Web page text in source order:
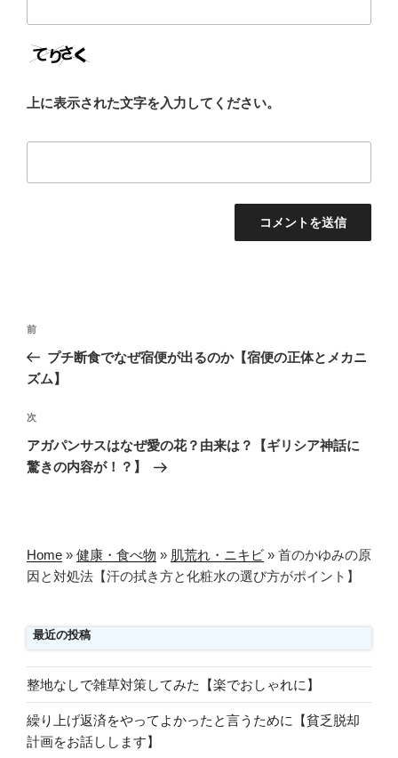
上に表示された文字を入力してください。
投
ナ
ゲ
ー
シ
前
の
投
前
プチ断食でなぜ宿便が出るのか【宿便の正体とメカニ
ズム】
次
の
投
次
アガパンサスはなぜ愛の花？由来は？【ギリシア神話に
驚きの内容が！？】
Home » 健康・食べ物 » 肌荒れ・ニキビ » 首のかゆみの原
因と対処法【汗の拭き方と化粧水の選び方がポイント】
最近の投稿
整地なしで雑草対策してみた【楽でおしゃれに】
繰り上げ返済をやってよかったと言うために【貧乏脱却
計画をお話しします】